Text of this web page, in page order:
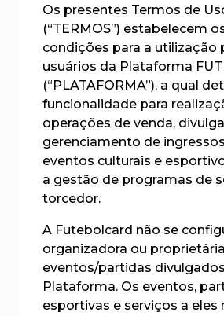
Os presentes Termos de
(“TERMOS”) estabelecem
condições para a utilização
usuários da Plataforma
(“PLATAFORMA”), a qual
funcionalidade para
operações de venda,
gerenciamento de
eventos culturais e
a gestão de programas de
torcedor.
A Futebolcard não se
organizadora ou
eventos/partidas
Plataforma. Os eventos,
esportivas e serviços a eles